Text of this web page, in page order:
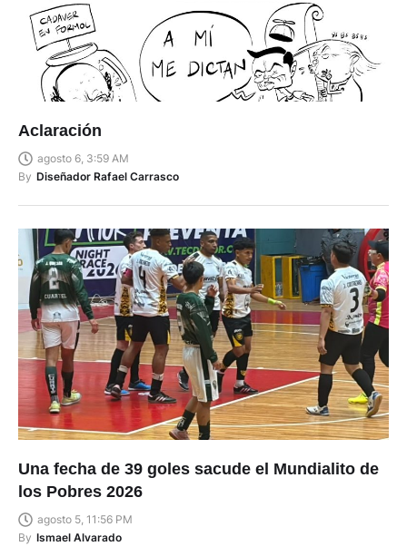
Aclaración
agosto 6, 3:59 AM
By Diseñador Rafael Carrasco
Una fecha de 39 goles sacude el Mundialito de
los Pobres 2026
agosto 5, 11:56 PM
By Ismael Alvarado